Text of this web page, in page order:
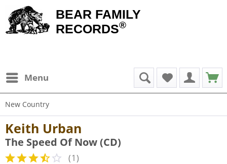
BEAR FAMILY
RECORDS®
Menu
New Country
Keith Urban
The Speed Of Now (CD)
(1)